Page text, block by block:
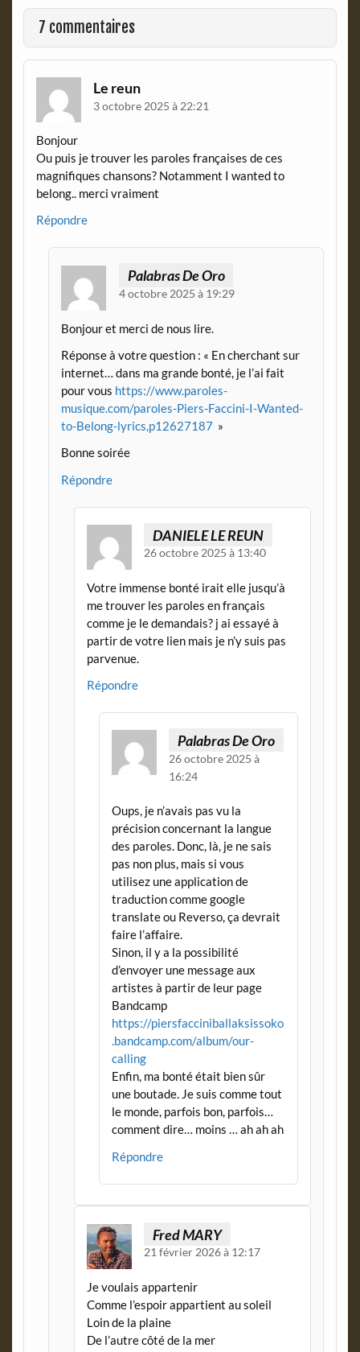
o
o
k
F
r
i
7 commentaires
Le reun
3 octobre 2025 à 22:21
Bonjour
Ou puis je trouver les paroles françaises de ces
magnifiques chansons? Notamment I wanted to
belong.. merci vraiment
Répondre
Palabras De Oro
4 octobre 2025 à 19:29
Bonjour et merci de nous lire.
Réponse à votre question : « En cherchant sur
internet… dans ma grande bonté, je l’ai fait
pour vous https://www.paroles-
musique.com/paroles-Piers-Faccini-I-Wanted-
to-Belong-lyrics,p12627187 »
Bonne soirée
Répondre
DANIELE LE REUN
26 octobre 2025 à 13:40
Votre immense bonté irait elle jusqu’à
me trouver les paroles en français
comme je le demandais? j ai essayé à
partir de votre lien mais je n’y suis pas
parvenue.
Répondre
Palabras De Oro
26 octobre 2025 à
16:24
Oups, je n’avais pas vu la
précision concernant la langue
des paroles. Donc, là, je ne sais
pas non plus, mais si vous
utilisez une application de
traduction comme google
translate ou Reverso, ça devrait
faire l’affaire.
Sinon, il y a la possibilité
d’envoyer une message aux
artistes à partir de leur page
Bandcamp
https://piersfacciniballaksissoko
.bandcamp.com/album/our-
calling
Enfin, ma bonté était bien sûr
une boutade. Je suis comme tout
le monde, parfois bon, parfois…
comment dire… moins … ah ah ah
Répondre
Fred MARY
21 février 2026 à 12:17
Je voulais appartenir
Comme l’espoir appartient au soleil
Loin de la plaine
De l’autre côté de la mer